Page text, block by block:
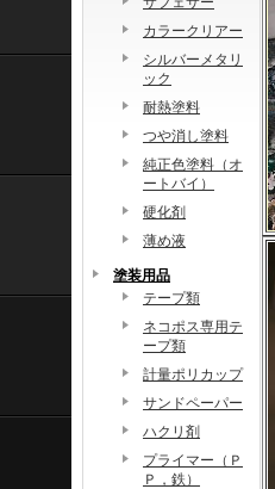
カラークリアー
シルバーメタリ
ック
耐熱塗料
つや消し塗料
純正色塗料（オ
ートバイ）
硬化剤
薄め液
塗装用品
テープ類
ネコポス専用テ
ープ類
計量ポリカップ
サンドペーパー
ハクリ剤
プライマー（Ｐ
Ｐ，鉄）